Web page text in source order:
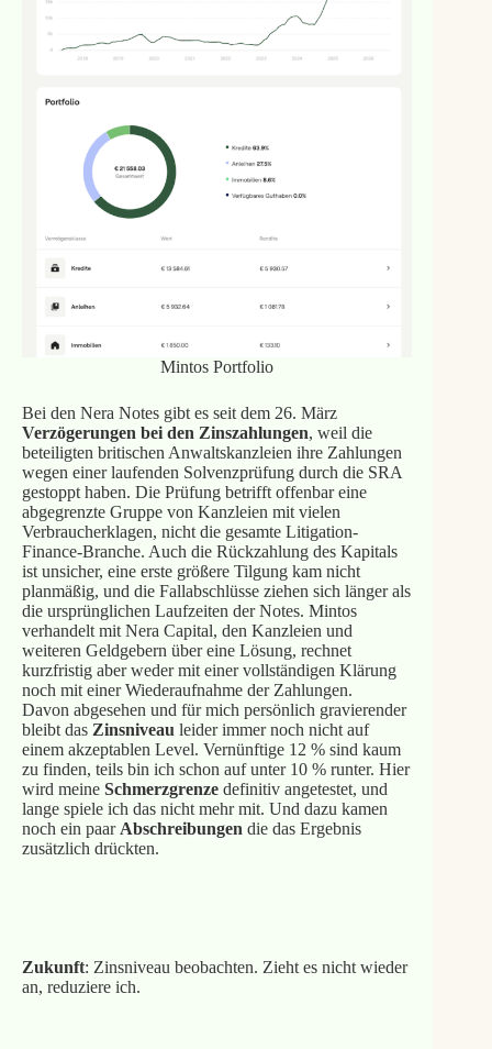
Mintos Portfolio
Bei den Nera Notes gibt es seit dem 26. März
Verzögerungen bei den Zinszahlungen, weil die
beteiligten britischen Anwaltskanzleien ihre Zahlungen
wegen einer laufenden Solvenzprüfung durch die SRA
gestoppt haben. Die Prüfung betrifft offenbar eine
abgegrenzte Gruppe von Kanzleien mit vielen
Verbraucherklagen, nicht die gesamte Litigation-
Finance-Branche. Auch die Rückzahlung des Kapitals
ist unsicher, eine erste größere Tilgung kam nicht
planmäßig, und die Fallabschlüsse ziehen sich länger als
die ursprünglichen Laufzeiten der Notes. Mintos
verhandelt mit Nera Capital, den Kanzleien und
weiteren Geldgebern über eine Lösung, rechnet
kurzfristig aber weder mit einer vollständigen Klärung
noch mit einer Wiederaufnahme der Zahlungen.
Davon abgesehen und für mich persönlich gravierender
bleibt das Zinsniveau leider immer noch nicht auf
einem akzeptablen Level. Vernünftige 12 % sind kaum
zu finden, teils bin ich schon auf unter 10 % runter. Hier
wird meine Schmerzgrenzedefinitiv angetestet, und
lange spiele ich das nicht mehr mit. Und dazu kamen
noch ein paar Abschreibungen die das Ergebnis
zusätzlich drückten.
Zukunft: Zinsniveau beobachten. Zieht es nicht wieder
an, reduziere ich.